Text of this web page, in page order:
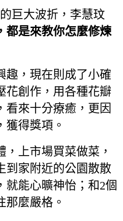
巨大波折，李慧玟
都是來教你怎麼修煉
趣，現在則成了小確
花創作，用各種花瓣
看來十分療癒，更因
獲得獎項。
上市場買菜做菜，
到家附近的公園散散
就能心曠神怡；和2個
那麼嚴格。